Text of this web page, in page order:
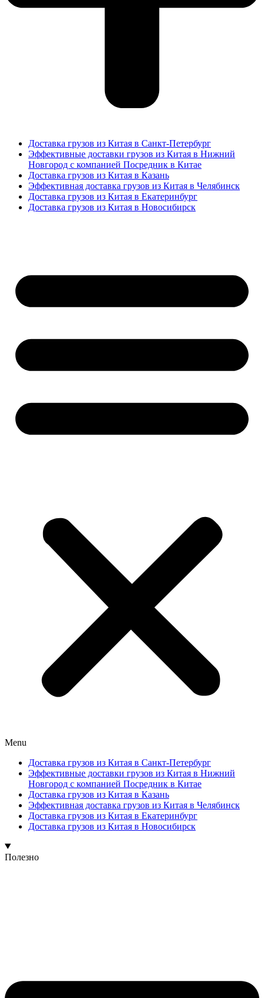
Доставка грузов из Китая в Санкт-Петербург
Эффективные доставки грузов из Китая в Нижний
Новгород с компанией Посредник в Китае
Доставка грузов из Китая в Казань
Эффективная доставка грузов из Китая в Челябинск
Доставка грузов из Китая в Екатеринбург
Доставка грузов из Китая в Новосибирск
Menu
Доставка грузов из Китая в Санкт-Петербург
Эффективные доставки грузов из Китая в Нижний
Новгород с компанией Посредник в Китае
Доставка грузов из Китая в Казань
Эффективная доставка грузов из Китая в Челябинск
Доставка грузов из Китая в Екатеринбург
Доставка грузов из Китая в Новосибирск
Полезно